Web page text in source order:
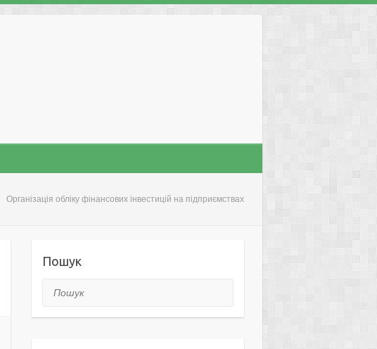
Організація обліку фінансових інвестицій на підприємствах
Пошук
Пошук